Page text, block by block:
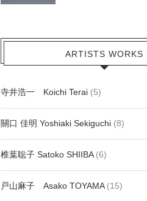
ARTISTS WORKS
寺井浩一 Koichi Terai (5)
關口 佳明 Yoshiaki Sekiguchi (8)
椎葉聡子 Satoko SHIIBA (6)
戸山麻子 Asako TOYAMA (15)